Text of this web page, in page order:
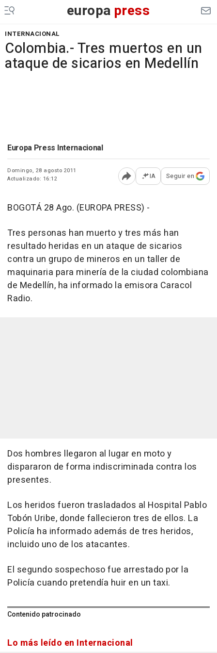
europa press
INTERNACIONAL
Colombia.- Tres muertos en un
ataque de sicarios en Medellín
Europa Press Internacional
Domingo, 28 agosto 2011
Actualizado: 16:12
Abrir opciones para
IA Seguir en
BOGOTÁ 28 Ago. (EUROPA PRESS) -
Tres personas han muerto y tres más han
resultado heridas en un ataque de sicarios
contra un grupo de mineros en un taller de
maquinaria para minería de la ciudad colombiana
de Medellín, ha informado la emisora Caracol
Radio.
Dos hombres llegaron al lugar en moto y
dispararon de forma indiscriminada contra los
presentes.
Los heridos fueron trasladados al Hospital Pablo
Tobón Uribe, donde fallecieron tres de ellos. La
Policía ha informado además de tres heridos,
incluido uno de los atacantes.
El segundo sospechoso fue arrestado por la
Policía cuando pretendía huir en un taxi.
Contenido patrocinado
Lo más leído en Internacional